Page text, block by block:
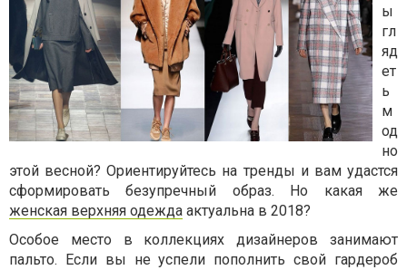
ы
гл
яд
ет
ь
м
од
но
этой весной? Ориентируйтесь на тренды и вам удастся
сформировать безупречный образ. Но какая же
женская верхняя одежда актуальна в 2018?
Особое место в коллекциях дизайнеров занимают
пальто. Если вы не успели пополнить свой гардероб